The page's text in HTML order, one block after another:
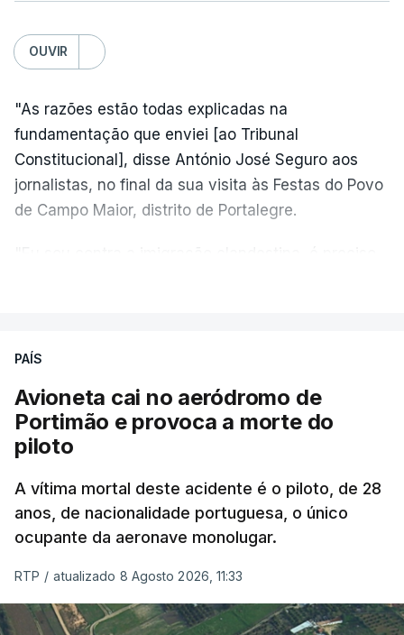
OUVIR
"As razões estão todas explicadas na
fundamentação que enviei [ao Tribunal
Constitucional], disse António José Seguro aos
jornalistas, no final da sua visita às Festas do Povo
de Campo Maior, distrito de Portalegre.
nada disto é incompatível com tratarmos com
crianças", acrescentou.
António José Seguro mostrou dúvidas sobre se é
ERROR ON HTML5 MEDIA ELEMENT
ESTE CONTEÚDO ESTÁ NESTE
PAÍS
Avioneta cai no aeródromo de
Portimão e provoca a morte do
piloto
A vítima mortal deste acidente é o piloto, de 28
anos, de nacionalidade portuguesa, o único
ocupante da aeronave monolugar.
RTP / atualizado 8 Agosto 2026, 11:33